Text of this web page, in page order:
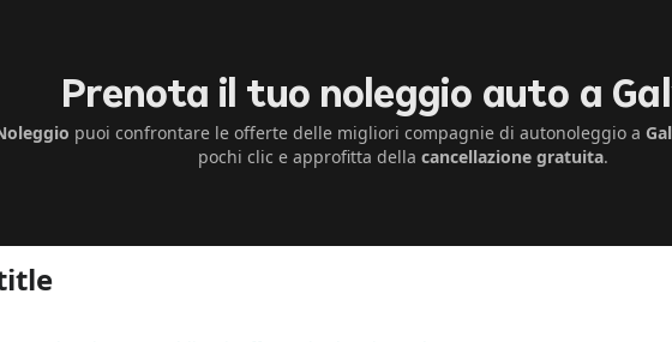
Prenota il tuo noleggio auto a
puoi confrontare le offerte delle migliori compagnie di autonoleggio a
pochi clic e approfitta della cancellazione gratuita.